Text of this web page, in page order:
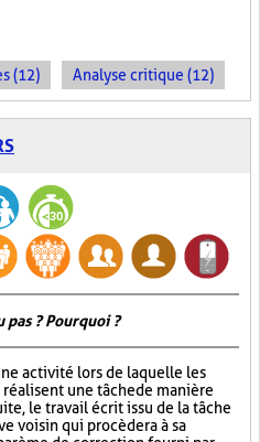
(12) Analyse critique (12)
pas ? Pourquoi ?
activité lors de laquelle les
une tâche de manière
le travail écrit issu de la tâche
voisin qui procèdera à sa